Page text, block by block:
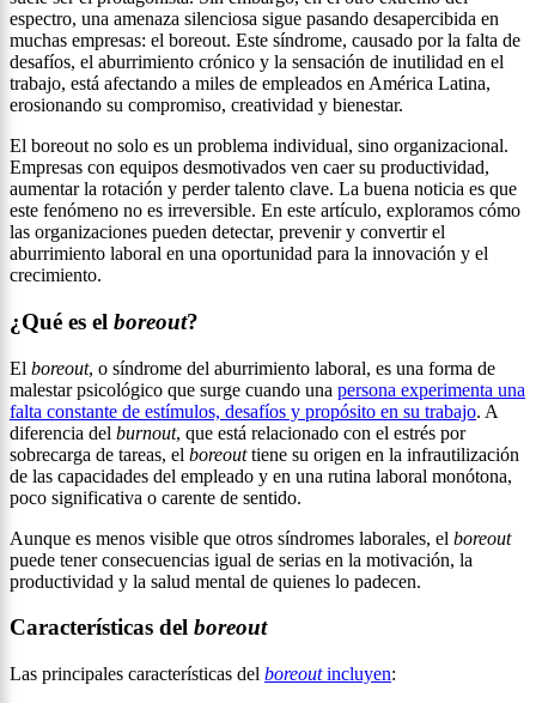
espectro, una amenaza silenciosa sigue pasando desapercibida en
muchas empresas: el boreout. Este síndrome, causado por la falta de
desafíos, el aburrimiento crónico y la sensación de inutilidad en el
trabajo, está afectando a miles de empleados en América Latina,
erosionando su compromiso, creatividad y bienestar.
El boreout no solo es un problema individual, sino organizacional.
Empresas con equipos desmotivados ven caer su productividad,
aumentar la rotación y perder talento clave. La buena noticia es que
este fenómeno no es irreversible. En este artículo, exploramos cómo
las organizaciones pueden detectar, prevenir y convertir el
aburrimiento laboral en una oportunidad para la innovación y el
crecimiento.
¿Qué es el boreout?
El boreout, o síndrome del aburrimiento laboral, es una forma de
malestar psicológico que surge cuando una persona experimenta una
falta constante de estímulos, desafíos y propósito en su trabajo. A
diferencia del burnout, que está relacionado con el estrés por
sobrecarga de tareas, el boreouttiene su origen en la infrautilización
de las capacidades del empleado y en una rutina laboral monótona,
poco significativa o carente de sentido.
Aunque es menos visible que otros síndromes laborales, el boreout
puede tener consecuencias igual de serias en la motivación, la
productividad y la salud mental de quienes lo padecen.
Características del boreout
Las principales características del boreoutincluyen: